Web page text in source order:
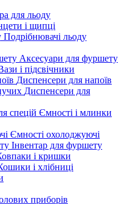
для льоду
і щипці
Подрібнювачі льоду
Аксесуари для фуршету
і підсвічники
Диспенсери для напоїв
Диспенсери для
Ємності і млинки
Ємності охолоджуючі
Інвентар для фуршету
і кришки
і хлібниці